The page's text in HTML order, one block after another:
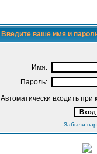
Введите ваше имя и
Имя:
Пароль:
Автоматически входить
Забыли